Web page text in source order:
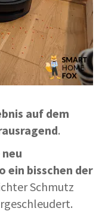
auf dem
.
neu
ein bisschen der
Schmutz